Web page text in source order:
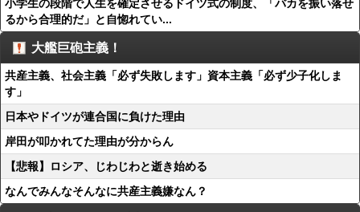
小学生の段階で人生を確定させるドイツ式の制度、「バカを振い落せ
るから合理的だ」と自惚れてい...
大艦巨砲主義！
共産主義、社会主義「必ず失敗します」資本主義「必ず少子化しま
す」
日本やドイツが連合国に負けた理由
岸田が叩かれてた理由が分からん
【悲報】ロシア、じわじわと逝き始める
なんでみんなそんなに共産主義嫌なん？